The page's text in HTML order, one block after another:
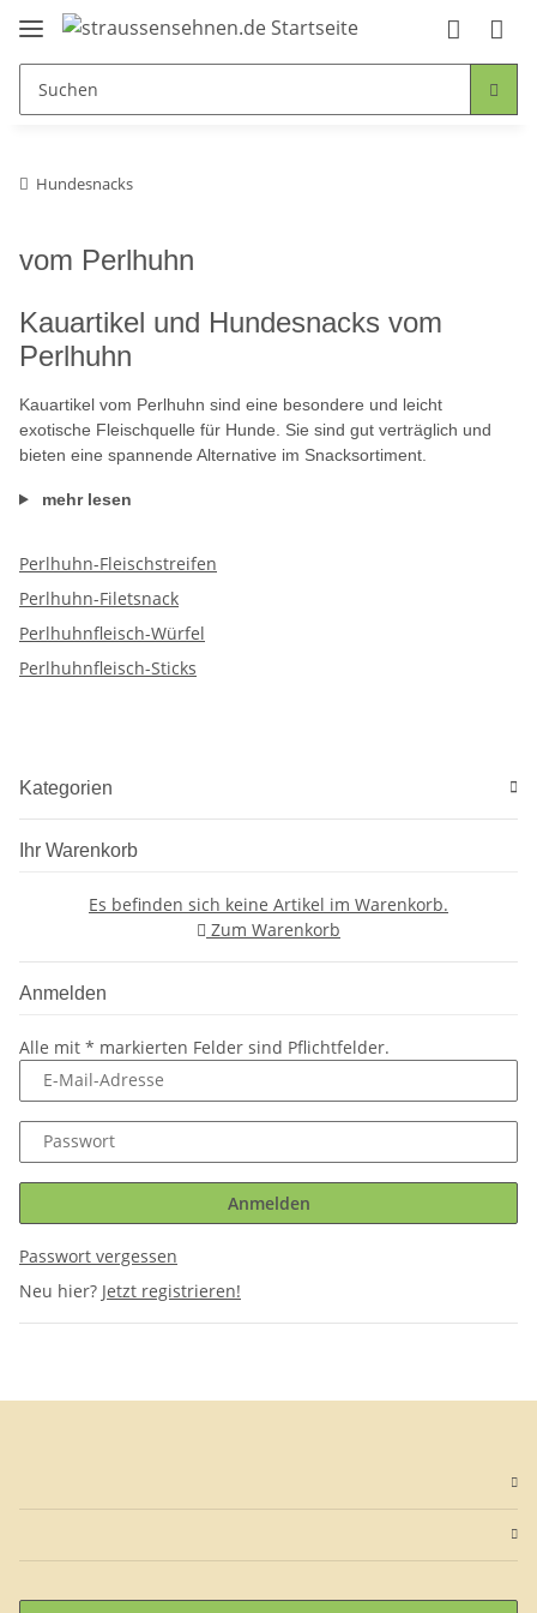
Hundesnacks
vom Perlhuhn
Kauartikel und Hundesnacks vom
Perlhuhn
Kauartikel vom Perlhuhn sind eine besondere und leicht
exotische Fleischquelle für Hunde. Sie sind gut verträglich und
bieten eine spannende Alternative im Snacksortiment.
mehr lesen
Perlhuhn-Fleischstreifen
Perlhuhn-Filetsnack
Perlhuhnfleisch-Würfel
Perlhuhnfleisch-Sticks
Kategorien
Ihr Warenkorb
Es befinden sich keine Artikel im Warenkorb.
Zum Warenkorb
Anmelden
Alle mit * markierten Felder sind Pflichtfelder.
E-Mail-Adresse
Passwort
Anmelden
Passwort vergessen
Neu hier? Jetzt registrieren!